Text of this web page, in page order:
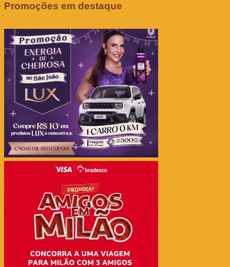
Promoções em destaque